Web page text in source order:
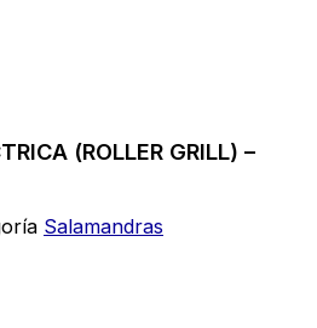
(ROLLER GRILL) –
Salamandras